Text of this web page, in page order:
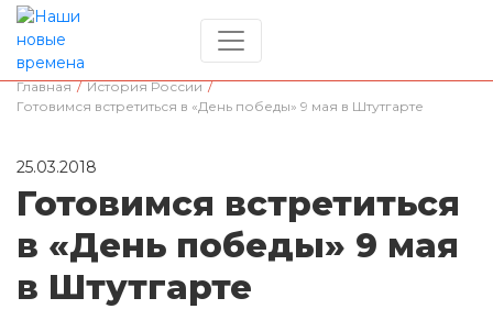
Главная / История России /
Готовимся встретиться в «День победы» 9 мая в Штутгарте
25.03.2018
Готовимся встретиться
в «День победы» 9 мая
в Штутгарте